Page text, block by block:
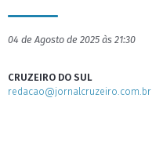
04 de Agosto de 2025 às 21:30
CRUZEIRO DO SUL
redacao@jornalcruzeiro.com.br